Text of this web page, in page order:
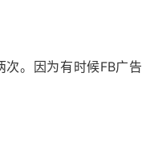
。
因为有时候FB广告